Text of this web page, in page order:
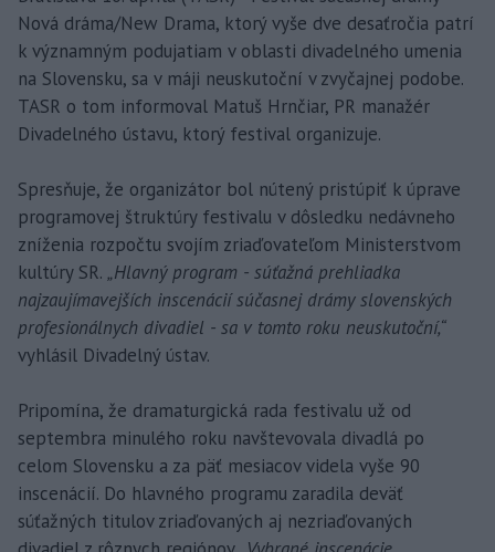
Nová dráma/New Drama, ktorý vyše dve desaťročia patrí
k významným podujatiam v oblasti divadelného umenia
na Slovensku, sa v máji neuskutoční v zvyčajnej podobe.
TASR o tom informoval Matuš Hrnčiar, PR manažér
Divadelného ústavu, ktorý festival organizuje.
Spresňuje, že organizátor bol nútený pristúpiť k úprave
programovej štruktúry festivalu v dôsledku nedávneho
zníženia rozpočtu svojím zriaďovateľom Ministerstvom
kultúry SR. „Hlavný program - súťažná prehliadka
najzaujímavejších inscenácií súčasnej drámy slovenských
profesionálnych divadiel - sa v tomto roku neuskutoční,“
vyhlásil Divadelný ústav.
Pripomína, že dramaturgická rada festivalu už od
septembra minulého roku navštevovala divadlá po
celom Slovensku a za päť mesiacov videla vyše 90
inscenácií. Do hlavného programu zaradila deväť
súťažných titulov zriaďovaných aj nezriaďovaných